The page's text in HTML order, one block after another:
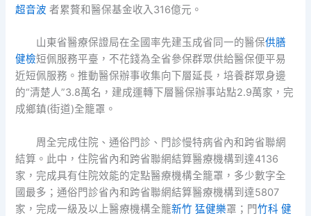
超音波者累贅和醫保基金收入316億元。
山東省醫療保證局在全國率先建玉成省同一的醫保供膳
健檢短佩服務平臺，不花錢為全省參保群眾供給醫保便平易
近短佩服務。推動醫保辦事收集向下層延長，培養群眾身邊
的“清楚人”3.8萬名，建成運轉下層醫保辦事站點2.9萬家，完
成鄉鎮(街道)全籠罩。
周全完成住院、通俗門診、門診慢特病省內和跨省聯網
結算。此中，住院省內和跨省聯網結算醫療機構到達4136
家，完成具有住院效能的定點醫療機構全籠罩，多少數字全
國最多；通俗門診省內和跨省聯網結算醫療機構到達5807
家，完成一級及以上醫療機構全籠新竹 猛健樂罩；門竹科 健